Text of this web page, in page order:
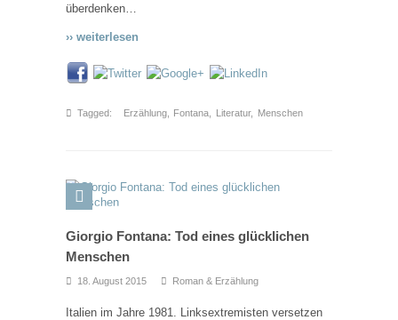
überdenken…
›› weiterlesen
Tagged: Erzählung, Fontana, Literatur, Menschen
Giorgio Fontana: Tod eines glücklichen
Menschen
18. August 2015 Roman & Erzählung
Italien im Jahre 1981. Linksextremisten versetzen